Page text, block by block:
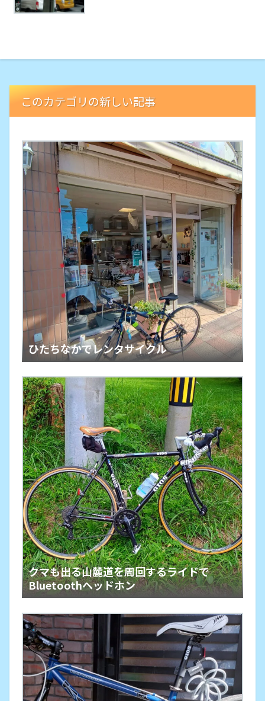
このカテゴリの新しい記事
ひたちなかでレンタサイクル
クマも出る山麓道を周回するライドで
Bluetoothヘッドホン